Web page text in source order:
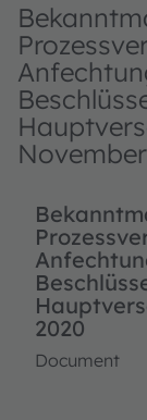
2020
Document